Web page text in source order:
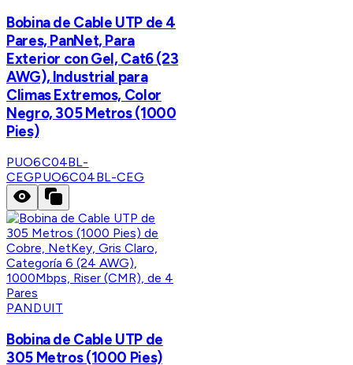
Bobina de Cable UTP de 4
Pares, PanNet, Para
Exterior con Gel, Cat6 (23
AWG), Industrial para
Climas Extremos, Color
Negro, 305 Metros (1000
Pies)
PUO6C04BL-
CEGPUO6C04BL-CEG
PANDUIT
Bobina de Cable UTP de
305 Metros (1000 Pies)